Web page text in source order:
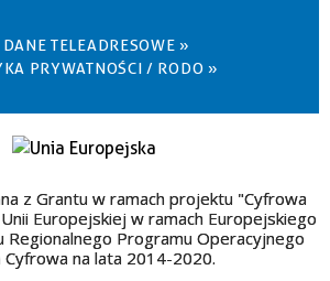
TELEADRESOWE »
PRYWATNOŚCI / RODO »
z Grantu w ramach projektu "Cyfrowa
Europejskiej w ramach Europejskiego
Regionalnego Programu Operacyjnego
Cyfrowa na lata 2014-2020.